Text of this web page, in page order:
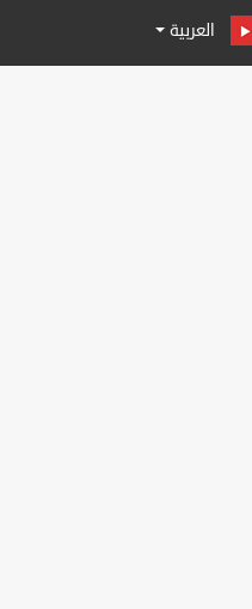
العربية